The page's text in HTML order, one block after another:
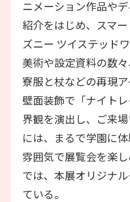
ニメーション作品や
紹介をはじめ、スマ
ズニー ツイステッド
美術や設定資料の数
寮服と杖などの再現
壁面装飾で「ナイト
界観を演出し、ご来
には、まるで学園に
雰囲気で展覧会を楽
では、本展オリジナ
ている。